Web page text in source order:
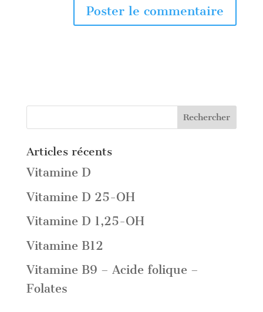
Articles récents
Vitamine D
Vitamine D 25-OH
Vitamine D 1,25-OH
Vitamine B12
Vitamine B9 – Acide folique –
Folates